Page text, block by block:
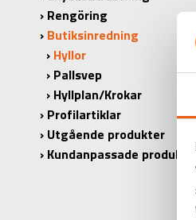
Rengöring
Butiksinredning
Hyllor
Pallsvep
Hyllplan/Krokar
Profilartiklar
Utgående produkter
Kundanpassade